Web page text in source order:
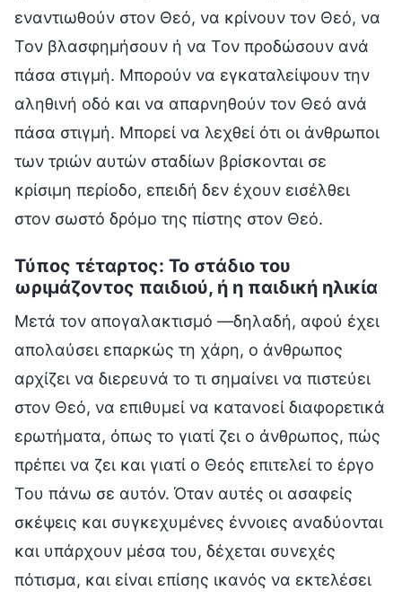
εναντιωθούν στον Θεό, να κρίνουν τον Θεό, να
Τον βλασφημήσουν ή να Τον προδώσουν ανά
πάσα στιγμή. Μπορούν να εγκαταλείψουν την
αληθινή οδό και να απαρνηθούν τον Θεό ανά
πάσα στιγμή. Μπορεί να λεχθεί ότι οι άνθρωποι
των τριών αυτών σταδίων βρίσκονται σε
κρίσιμη περίοδο, επειδή δεν έχουν εισέλθει
στον σωστό δρόμο της πίστης στον Θεό.
Τύπος τέταρτος: Το στάδιο του
ωριμάζοντος παιδιού, ή η παιδική ηλικία
Μετά τον απογαλακτισμό —δηλαδή, αφού έχει
απολαύσει επαρκώς τη χάρη, ο άνθρωπος
αρχίζει να διερευνά το τι σημαίνει να πιστεύει
στον Θεό, να επιθυμεί να κατανοεί διαφορετικά
ερωτήματα, όπως το γιατί ζει ο άνθρωπος, πώς
πρέπει να ζει και γιατί ο Θεός επιτελεί το έργο
Του πάνω σε αυτόν. Όταν αυτές οι ασαφείς
σκέψεις και συγκεχυμένες έννοιες αναδύονται
και υπάρχουν μέσα του, δέχεται συνεχές
πότισμα, και είναι επίσης ικανός να εκτελέσει